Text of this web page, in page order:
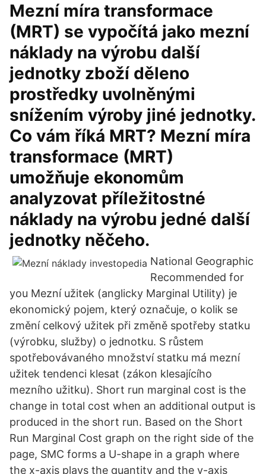
Mezní míra transformace
(MRT) se vypočítá jako mezní
náklady na výrobu další
jednotky zboží děleno
prostředky uvolněnými
snížením výroby jiné jednotky.
Co vám říká MRT? Mezní míra
transformace (MRT)
umožňuje ekonomům
analyzovat příležitostné
náklady na výrobu jedné další
jednotky něčeho.
National Geographic
Recommended for
you Mezní užitek (anglicky Marginal Utility) je
ekonomický pojem, který označuje, o kolik se
změní celkový užitek při změně spotřeby statku
(výrobku, služby) o jednotku. S růstem
spotřebovávaného množství statku má mezní
užitek tendenci klesat (zákon klesajícího
mezního užitku). Short run marginal cost is the
change in total cost when an additional output is
produced in the short run. Based on the Short
Run Marginal Cost graph on the right side of the
page, SMC forms a U-shape in a graph where
the x-axis plays the quantity and the y-axis